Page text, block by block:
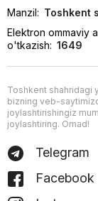
Manzil: Toshkent
Elektron ommaviy
o'tkazish: 1649
Toshkent shahridagi
bizning veb-
joylashtirishingiz
joylashtiring. Omad!
Telegram
Facebook